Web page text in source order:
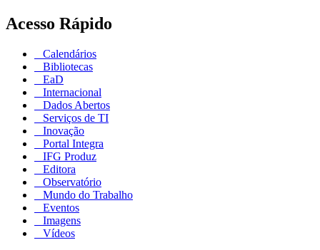
Acesso Rápido
Calendários
Bibliotecas
EaD
Internacional
Dados Abertos
Serviços de TI
Inovação
Portal Integra
IFG Produz
Editora
Observatório
Mundo do Trabalho
Eventos
Imagens
Vídeos